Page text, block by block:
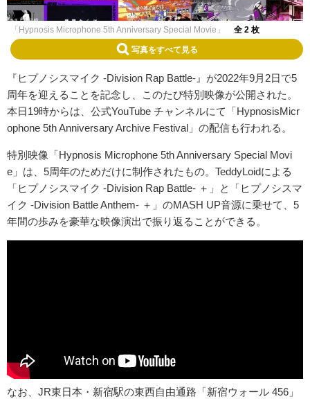
「Hypnosis Microphone 5th Anniversary Special Movie」 全 2 枚
写真をすべて見る
『ヒプノシスマイク -Division Rap Battle-』が2022年9月2日で5
周年を迎えることを記念し、このたび特別映像が公開された。
本日19時からは、公式YouTube チャンネルにて「HypnosisMicr
ophone 5th Anniversary Archive Festival」の配信も行われる。
特別映像「Hypnosis Microphone 5th Anniversary Special Movi
e」は、5周年のためだけに制作されたもの。TeddyLoidによる
「ヒプノシスマイク -Division Rap Battle- ＋」と「ヒプノシスマ
イク -Division Battle Anthem- ＋」のMASH UP音源に乗せて、5
年間の歩みを豪華な映像演出で振り返ることができる。
なお、JR東日本・新宿駅の東西自由通路「新宿ウォール 456」